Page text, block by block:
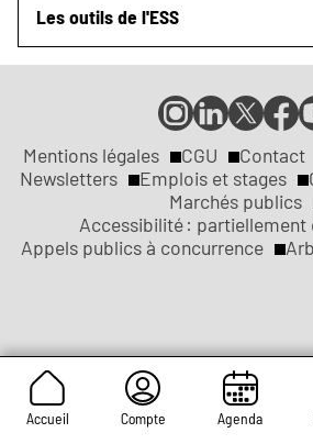
Accueil Compte Agenda
Les outils de l'ESS
Réseaux
sociaux
Compte
Instagram
de
la
ville
de
Rouen
Compte
LinkedIn
de
la
ville
de
Rouen
Compte
X
de
la
ville
de
Rouen
Page
de
la
ville
de
Rouen
la
Liens
légaux
Mentions légales CGU Contact
Newsletters
Emplois et stages
Marchés publics
Accessibilité :
Appels publics à concurrence